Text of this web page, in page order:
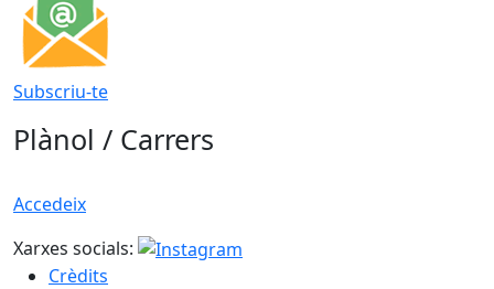
Subscriu-te
Plànol / Carrers
Accedeix
Xarxes socials:
Crèdits